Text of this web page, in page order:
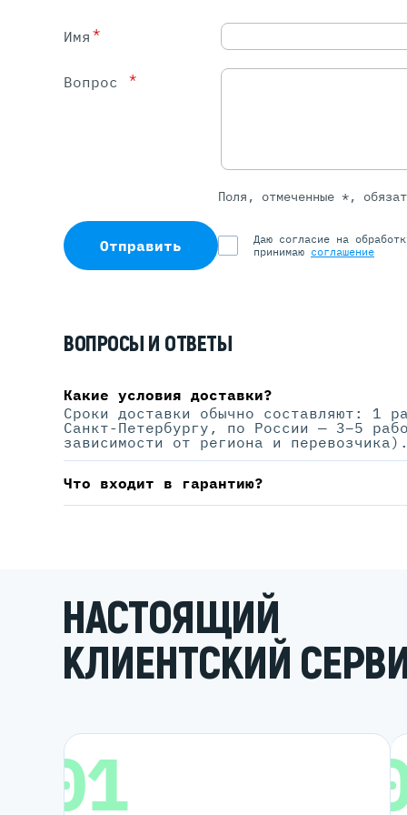
Имя *
Вопрос *
Поля, отмеченные *,
Отправить Даю согласие на
принимаю соглашение
ВОПРОСЫ И ОТВЕТЫ
Какие условия доставки?
Сроки доставки обычно составляют: 1
Санкт-Петербургу, по России — 3–5
зависимости от региона и перевозчика).
Что входит в гарантию?
НАСТОЯЩИЙ
КЛИЕНТСКИЙ
01